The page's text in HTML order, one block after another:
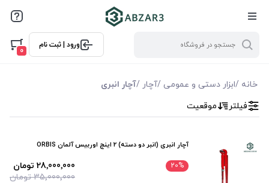
ورود | ثبت نام
0
خانه /ابزار دستی و عمومی /آچار /آچار انبری
فیلتر بر اساس قیمت
فیلتر موقعیت
آچار انبری (انبر دو دسته) 2 اینچ اوربیس آلمان ORBIS
20%
35٬000٬000 تومان
28٬000٬000 تومان